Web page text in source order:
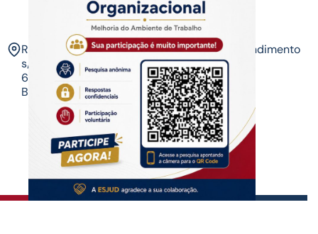
ESJUD
Rua Tribunal de Justiça,
s/n. Via Verde.
69.915-631 – Rio
Branco-AC.​
Horário de Atendimento
07 às 14 horas​
Copyrigth ® | Escola do Poder Judiciário
Todos os direitos reservados